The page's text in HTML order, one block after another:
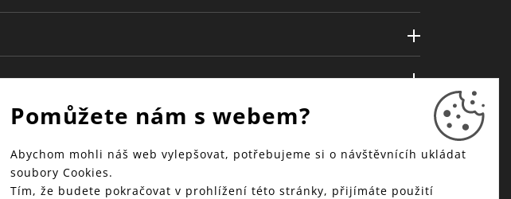
Pomůžete nám s webem?
Abychom mohli náš web vylepšovat, potřebujeme si o návštěvnícíh ukládat
soubory Cookies.
Tím, že budete pokračovat v prohlížení této stránky, přijímáte použití